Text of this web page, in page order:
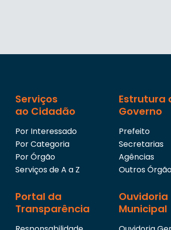
Serviços
ao Cidadão
Por Interessado
Por Categoria
Por Órgão
Serviços de A a Z
Estrutura
Governo
Prefeito
Secretarias
Agências
Outros
Portal da
Transparência
Ouvidoria
Municipal